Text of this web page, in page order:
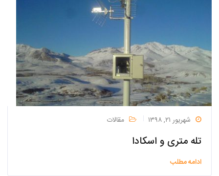
شهریور ۲۱, ۱۳۹۸ مقالات
تله متری و اسکادا
ادامه مطلب